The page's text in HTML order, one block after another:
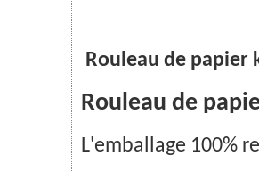
Rouleau de
Rouleau de
L'emballage 100%